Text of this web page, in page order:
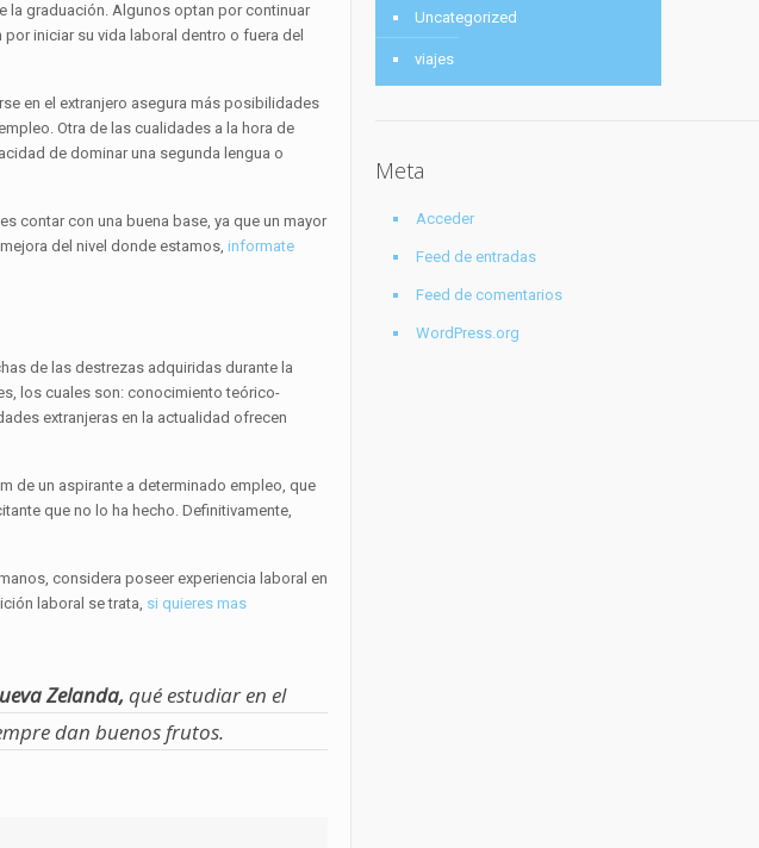
la graduación. Algunos optan por continuar
iniciar su vida laboral dentro o fuera del
en el extranjero asegura más posibilidades
Otra de las cualidades a la hora de
de dominar una segunda lengua o
contar con una buena base, ya que un mayor
del nivel donde estamos,informate
de las destrezas adquiridas durante la
los cuales son: conocimiento teórico-
extranjeras en la actualidad ofrecen
de un aspirante a determinado empleo, que
que no lo ha hecho. Definitivamente,
considera poseer experiencia laboral en
laboral se trata, si quieres mas
Zelanda,qué estudiar en el
dan buenos frutos.
Uncategorized
viajes
Meta
Acceder
Feed de entradas
Feed de comentarios
WordPress.org